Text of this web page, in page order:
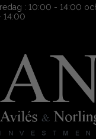
: 10:00 - 14:00
14:00